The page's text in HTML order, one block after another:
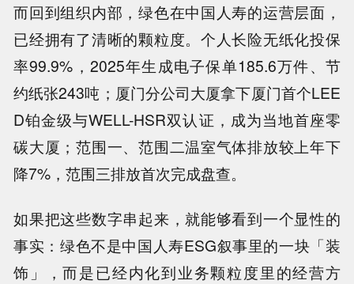
而回到组织内部，绿色在中国人寿的运营层面，
已经拥有了清晰的颗粒度。个人长险无纸化投保
率99.9%，2025年生成电子保单185.6万件、节
约纸张243吨；厦门分公司大厦拿下厦门首个LEE
D铂金级与WELL-HSR双认证，成为当地首座零
碳大厦；范围一、范围二温室气体排放较上年下
降7%，范围三排放首次完成盘查。
如果把这些数字串起来，就能够看到一个显性的
事实：绿色不是中国人寿ESG叙事里的一块「装
饰」，而是已经内化到业务颗粒度里的经营方